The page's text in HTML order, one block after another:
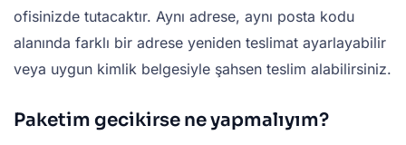
ofisinizde tutacaktır. Aynı adrese, aynı posta kodu
alanında farklı bir adrese yeniden teslimat ayarlayabilir
veya uygun kimlik belgesiyle şahsen teslim alabilirsiniz.
Paketim gecikirse ne yapmalıyım?